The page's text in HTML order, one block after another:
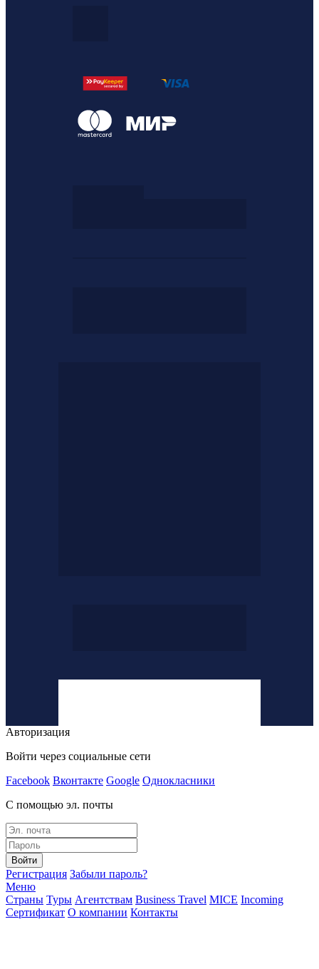
Авторизация
Войти через социальные сети
Facebook Вконтакте Google Однокласники
С помощью эл. почты
Войти
Регистрация Забыли пароль?
Меню
Страны Туры Агентствам Business Travel MICE Incoming
Сертификат О компании Контакты